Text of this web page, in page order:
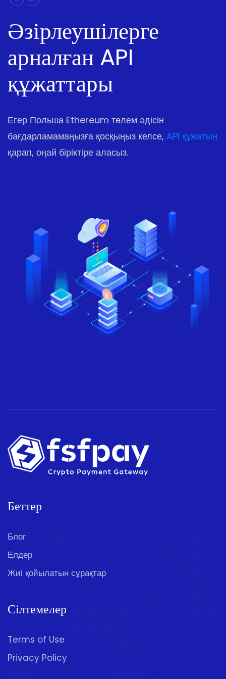
Әзірлеушілерге
арналған API
құжаттары
Егер Польша Ethereum төлем әдісін
бағдарламамаңызға қосқыңыз келсе, API құжатын
қарап, оңай біріктіре аласыз.
Беттер
Блог
Елдер
Жиі қойылатын сұрақтар
Сілтемелер
Terms of Use
Privacy Policy